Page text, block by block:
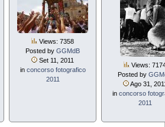
Views: 7358
Posted by GGMdB
Set 11, 2011
in concorso fotografico
2011
Views:
Posted by
Ago 31,
in concorso
2011